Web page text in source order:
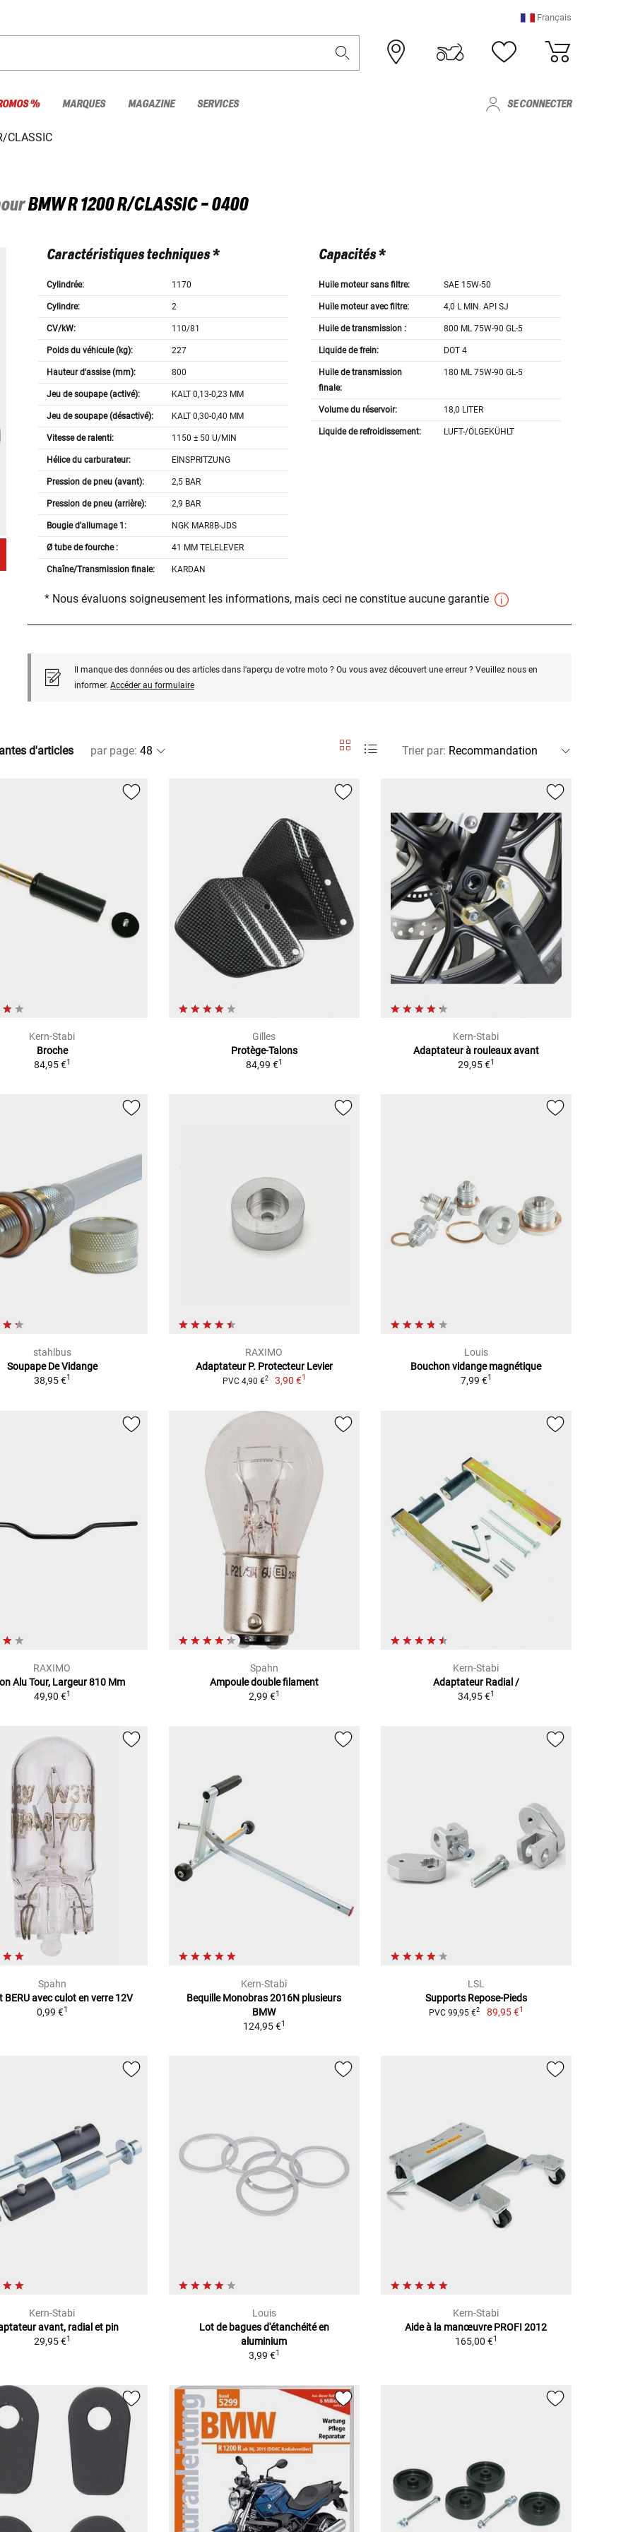
Français
% MARQUES MAGAZINE SERVICES SE CONNECTER
CLASSIC
BMWR 1200 R/CLASSIC - 0400
Caractéristiques techniques *
Cylindrée: 1170
Cylindre: 2
CV/kW: 110/81
Poids du véhicule (kg): 227
Hauteur d'assise (mm): 800
Jeu de soupape (activé): KALT 0,13-0,23 MM
Jeu de soupape (désactivé): KALT 0,30-0,40 MM
Vitesse de ralenti: 1150 ± 50 U/MIN
Hélice du carburateur: EINSPRITZUNG
Pression de pneu (avant): 2,5 BAR
Pression de pneu (arrière): 2,9 BAR
Bougie d'allumage 1: NGK MAR8B-JDS
Ø tube de fourche : 41 MM TELELEVER
Chaîne/Transmission finale: KARDAN
Capacités *
Huile moteur sans filtre: SAE 15W-50
Huile moteur avec filtre: 4,0 L MIN. API SJ
Huile de transmission : 800 ML 75W-90 GL-5
Liquide de frein: DOT 4
Huile de transmission
finale:
180 ML 75W-90 GL-5
Volume du réservoir: 18,0 LITER
Liquide de refroidissement: LUFT-/ÖLGEKÜHLT
* Nous évaluons soigneusement les informations, mais ceci ne constitue aucune garantie
Il manque des données ou des articles dans l'aperçu de votre moto ? Ou vous avez découvert une erreur ? Veuillez nous en
informer. Accéder au formulaire
d'articles par page: Trier par:
Kern-Stabi
Broche
84,95 €1
Gilles
Protège-Talons
84,99 €1
Kern-Stabi
Adaptateur à rouleaux avant
29,95 €1
stahlbus
Soupape De Vidange
38,95 €1
RAXIMO
Adaptateur P. Protecteur Levier
PVC 4,90 €2 3,90 €1
Louis
Bouchon vidange magnétique
7,99 €1
RAXIMO
Alu Tour, Largeur 810 Mm
49,90 €1
Spahn
Ampoule double filament
2,99 €1
Kern-Stabi
Adaptateur Radial /
34,95 €1
Spahn
BERU avec culot en verre 12V
0,99 €1
Kern-Stabi
Bequille Monobras 2016N plusieurs
BMW
124,95 €1
LSL
Supports Repose-Pieds
PVC 99,95 €2 89,95 €1
Kern-Stabi
avant, radial et pin
29,95 €1
Louis
Lot de bagues d'étanchéité en
aluminium
3,99 €1
Kern-Stabi
Aide à la manœuvre PROFI 2012
165,00 €1